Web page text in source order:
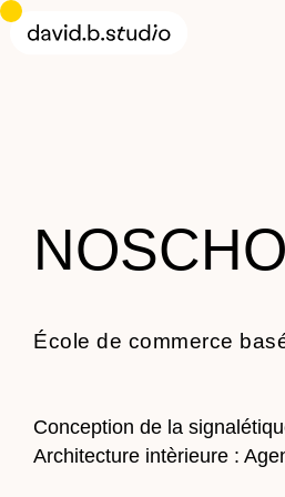
École de commerce
Conception de la
Architecture intèrieure :